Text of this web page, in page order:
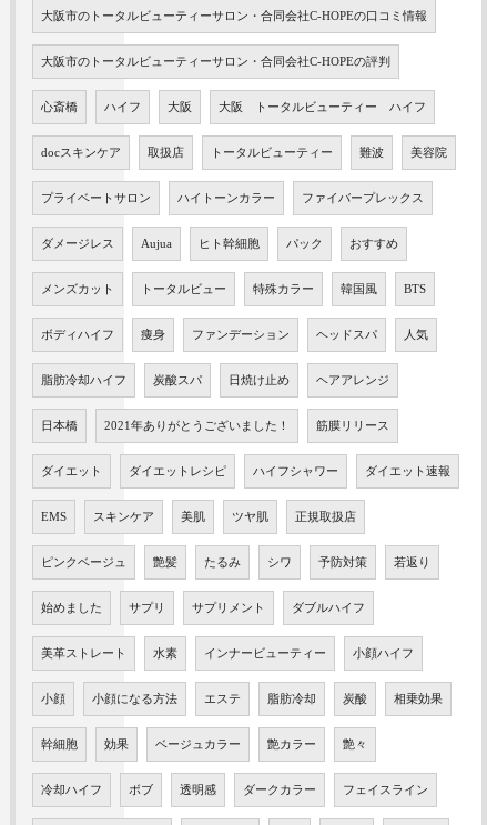
大阪市のトータルビューティーサロン・合同会社C-HOPEの口コミ情報
大阪市のトータルビューティーサロン・合同会社C-HOPEの評判
心斎橋 ハイフ 大阪 大阪 トータルビューティー ハイフ
docスキンケア 取扱店 トータルビューティー 難波 美容院
プライベートサロン ハイトーンカラー ファイバープレックス
ダメージレス Aujua ヒト幹細胞 パック おすすめ
メンズカット トータルビュー 特殊カラー 韓国風 BTS
ボディハイフ 痩身 ファンデーション ヘッドスパ 人気
脂肪冷却ハイフ 炭酸スパ 日焼け止め ヘアアレンジ
日本橋 2021年ありがとうございました！ 筋膜リリース
ダイエット ダイエットレシピ ハイフシャワー ダイエット速報
EMS スキンケア 美肌 ツヤ肌 正規取扱店
ピンクベージュ 艶髪 たるみ シワ 予防対策 若返り
始めました サプリ サプリメント ダブルハイフ
美革ストレート 水素 インナービューティー 小顔ハイフ
小顔 小顔になる方法 エステ 脂肪冷却 炭酸 相乗効果
幹細胞 効果 ベージュカラー 艶カラー 艶々
冷却ハイフ ボブ 透明感 ダークカラー フェイスライン